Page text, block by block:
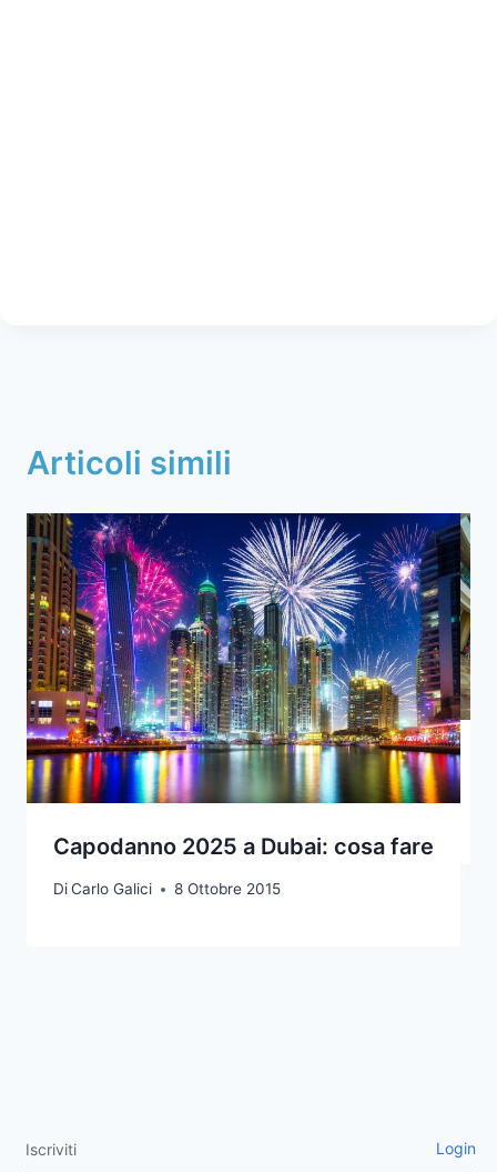
Articoli simili
Capodanno 2025 a Dubai: cosa fare
DiCarlo Galici 8 Ottobre 2015
Iscriviti Login